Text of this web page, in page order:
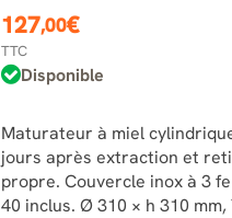
127,00€
TTC
Disponible
Maturateur à miel
jours après extraction et
propre. Couvercle inox à 3
40 inclus. Ø 310 × h 310 mm,